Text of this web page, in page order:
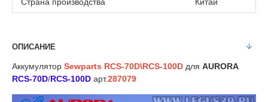
ОПИСАНИЕ
Аккумулятор Sewparts RCS-70D\RCS-100D для AURORA
RCS-70D/RCS-100D арт.287079